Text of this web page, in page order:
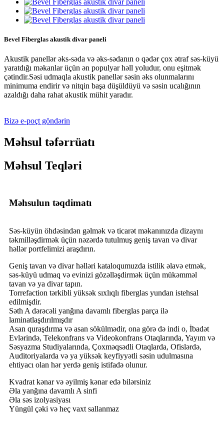
Bevel Fiberglas akustik divar paneli
Akustik panellər əks-səda və əks-sədanın o qədər çox ətraf səs-küyü
yaratdığı məkanlar üçün ən populyar həll yoludur, onu eşitmək
çətindir.Səsi udmaqla akustik panellər səsin əks olunmalarını
minimuma endirir və nitqin başa düşüldüyü və səsin ucalığının
azaldığı daha rahat akustik mühit yaradır.
Bizə e-poçt göndərin
Məhsul təfərrüatı
Məhsul Teqləri
Məhsulun təqdimatı
Səs-küyün öhdəsindən gəlmək və ticarət məkanınızda dizaynı
təkmilləşdirmək üçün nəzərdə tutulmuş geniş tavan və divar
həllər portfelimizi araşdırın.
Geniş tavan və divar həlləri kataloqumuzda istilik əlavə etmək,
səs-küyü udmaq və evinizi gözəlləşdirmək üçün mükəmməl
tavan və ya divar tapın.
Torrefaction tərkibli yüksək sıxlıqlı fiberglas yundan istehsal
edilmişdir.
Səth A dərəcəli yanğına davamlı fiberglas parça ilə
laminatlaşdırılmışdır
Asan quraşdırma və asan sökülmədir, ona görə də indi o, İbadət
Evlərində, Telekonfrans və Videokonfrans Otaqlarında, Yayım və
Səsyazma Studiyalarında, Çoxməqsədli Otaqlarda, Ofislərdə,
Auditoriyalarda və ya yüksək keyfiyyətli səsin udulmasına
ehtiyacı olan hər yerdə geniş istifadə olunur.
Kvadrat kənar və əyilmiş kənar edə bilərsiniz
Əla yanğına davamlı A sinfi
Əla səs izolyasiyası
Yüngül çəki və heç vaxt sallanmaz